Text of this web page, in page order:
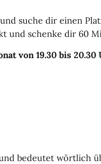
suche dir einen
und schenke dir 60
von 19.30 bis 20.30
bedeutet wörtlich